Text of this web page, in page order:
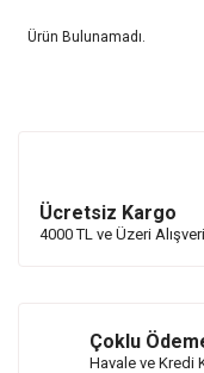
Ürün Bulunamadı.
Ücretsiz Kargo
4000 TL ve Üzeri
Çoklu
Havale ve Kredi